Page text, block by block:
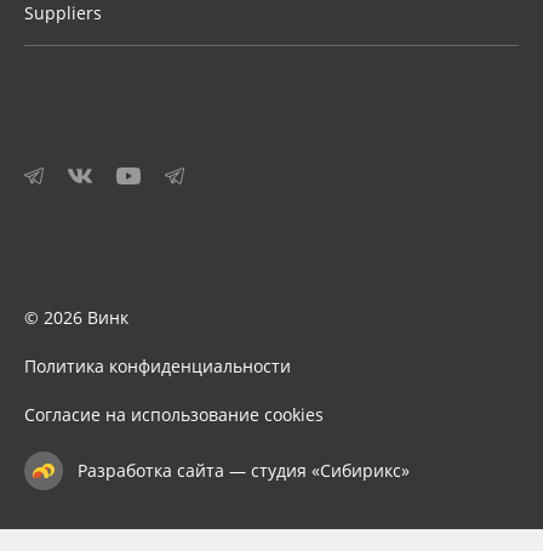
Suppliers
© 2026 Винк
Политика конфиденциальности
Согласие на использование cookies
Разработка сайта — студия «Сибирикс»